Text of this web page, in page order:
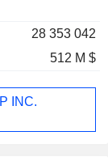
28 353 042
512 M $
INC.